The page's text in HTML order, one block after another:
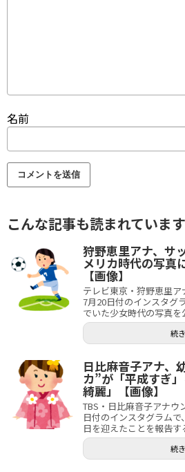
名前
こんな記事も読まれています
狩野恵里アナ、サ
メリカ時代の写真
【画像】
テレビ東京・狩野恵里
7月20日付のインスタグ
でいた少女時代の写真を
続
日比麻音子アナ、
カ”が「平成すぎ
綺麗」【画像】
TBS・日比麻音子アナウ
日付のインスタグラム
日を迎えたことを報告す
続